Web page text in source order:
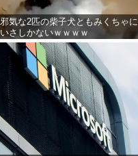
邪気な2匹の柴子犬ともみくちゃに
さしかないｗｗｗｗ